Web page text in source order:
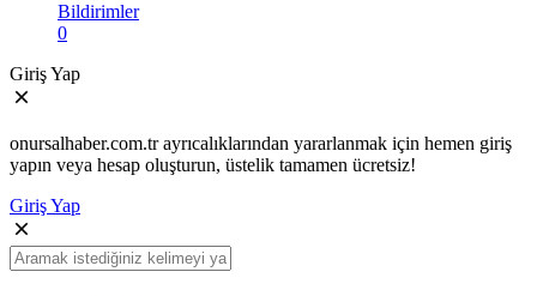
Bildirimler
0
Giriş Yap
onursalhaber.com.tr ayrıcalıklarından yararlanmak için hemen giriş
yapın veya hesap oluşturun, üstelik tamamen ücretsiz!
Giriş Yap